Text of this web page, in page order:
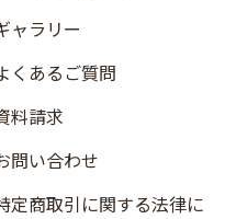
ャラリー
くあるご質問
料請求
問い合わせ
定商取引に関する法律に